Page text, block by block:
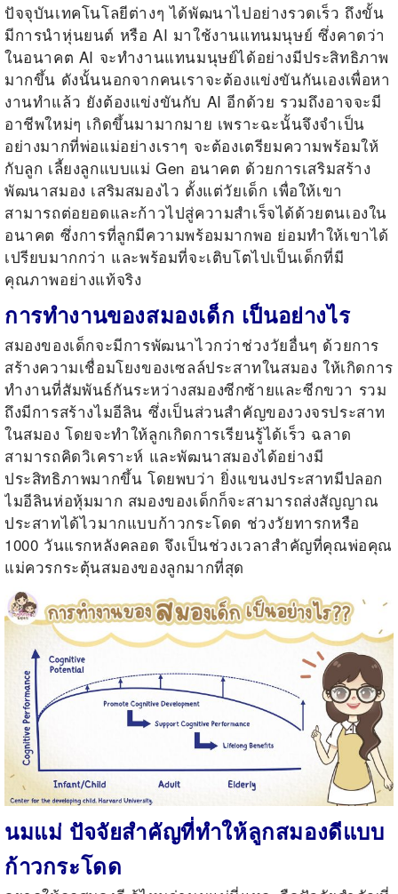
ปัจจุบันเทคโนโลยีต่างๆ ได้พัฒนาไปอย่างรวดเร็ว ถึงขั้น
มีการนำหุ่นยนต์ หรือ AI มาใช้งานแทนมนุษย์ ซึ่งคาดว่า
ในอนาคต AI จะทำงานแทนมนุษย์ได้อย่างมีประสิทธิภาพ
มากขึ้น ดังนั้นนอกจากคนเราจะต้องแข่งขันกันเองเพื่อหา
งานทำแล้ว ยังต้องแข่งขันกับ AI อีกด้วย รวมถึงอาจจะมี
อาชีพใหม่ๆ เกิดขึ้นมามากมาย เพราะฉะนั้นจึงจำเป็น
อย่างมากที่พ่อแม่อย่างเราๆ จะต้องเตรียมความพร้อมให้
กับลูก เลี้ยงลูกแบบแม่Gen อนาคต ด้วยการเสริมสร้าง
พัฒนาสมอง เสริมสมองไว ตั้งแต่วัยเด็ก เพื่อให้เขา
สามารถต่อยอดและก้าวไปสู่ความสำเร็จได้ด้วยตนเองใน
อนาคต ซึ่งการที่ลูกมีความพร้อมมากพอ ย่อมทำให้เขาได้
เปรียบมากกว่า และพร้อมที่จะเติบโตไปเป็นเด็กที่มี
คุณภาพอย่างแท้จริง
การทำงานของสมองเด็ก เป็นอย่างไร
สมองของเด็กจะมีการพัฒนาไวกว่าช่วงวัยอื่นๆ ด้วยการ
สร้างความเชื่อมโยงของเซลล์ประสาทในสมอง ให้เกิดการ
ทำงานที่สัมพันธ์กันระหว่างสมองซีกซ้ายและซีกขวา รวม
ถึงมีการสร้างไมอีลิน ซึ่งเป็นส่วนสำคัญของวงจรประสาท
ในสมอง โดยจะทำให้ลูกเกิดการเรียนรู้ได้เร็ว ฉลาด
สามารถคิดวิเคราะห์ และพัฒนาสมองได้อย่างมี
ประสิทธิภาพมากขึ้น โดยพบว่า ยิ่งแขนงประสาทมีปลอก
ไมอีลินห่อหุ้มมาก สมองของเด็กก็จะสามารถส่งสัญญาณ
ประสาทได้ไวมากแบบก้าวกระโดด ช่วงวัยทารกหรือ
1000 วันแรกหลังคลอด จึงเป็นช่วงเวลาสำคัญที่คุณพ่อคุณ
แม่ควรกระตุ้นสมองของลูกมากที่สุด
นมแม่ ปัจจัยสำคัญที่ทำให้ลูกสมองดีแบบ
ก้าวกระโดด